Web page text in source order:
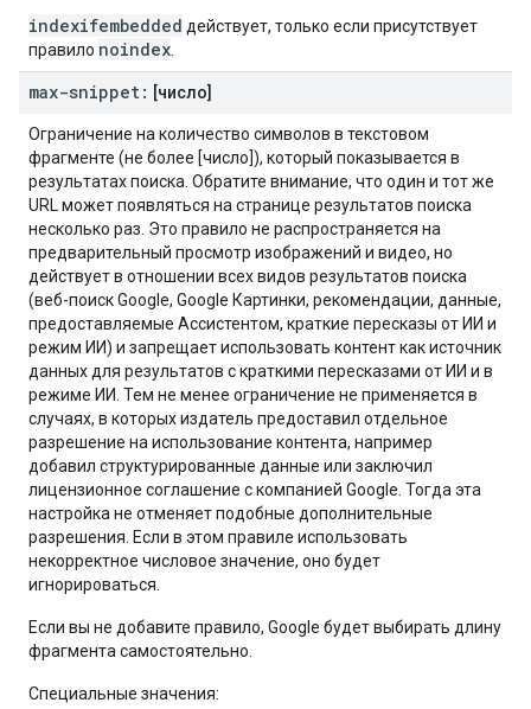
indexifembedded действует, только если присутствует
правило noindex
max-snippet: [число]
Ограничение на количество символов в текстовом
фрагменте (не более [число]), который показывается в
результатах поиска. Обратите внимание, что один и тот же
URL может появляться на странице результатов поиска
несколько раз. Это правило не распространяется на
предварительный просмотр изображений и видео, но
действует в отношении всех видов результатов поиска
(веб-поиск Google, Google Картинки, рекомендации, данные,
предоставляемые Ассистентом, краткие пересказы от ИИ и
режим ИИ) и запрещает использовать контент как источник
данных для результатов с краткими пересказами от ИИ и в
режиме ИИ. Тем не менее ограничение не применяется в
случаях, в которых издатель предоставил отдельное
разрешение на использование контента, например
добавил структурированные данные или заключил
лицензионное соглашение с компанией Google. Тогда эта
настройка не отменяет подобные дополнительные
разрешения. Если в этом правиле использовать
некорректное числовое значение, оно будет
игнорироваться.
Если вы не добавите правило, Google будет выбирать длину
фрагмента самостоятельно.
Специальные значения: